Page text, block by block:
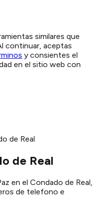
similares que
continuar, aceptas
y consientes el
en el sitio web con
de Real
de Real
en el Condado de Real,
de telefono e